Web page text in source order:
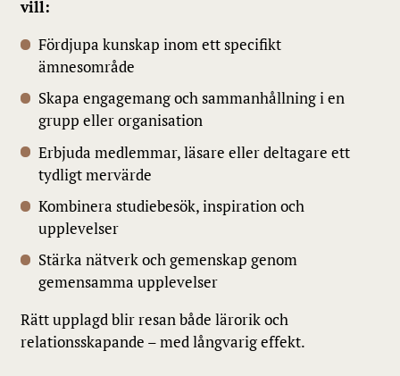
vill:
Fördjupa kunskap inom ett specifikt
ämnesområde
Skapa engagemang och sammanhållning i en
grupp eller organisation
Erbjuda medlemmar, läsare eller deltagare ett
tydligt mervärde
Kombinera studiebesök, inspiration och
upplevelser
Stärka nätverk och gemenskap genom
gemensamma upplevelser
Rätt upplagd blir resan både lärorik och
relationsskapande – med långvarig effekt.